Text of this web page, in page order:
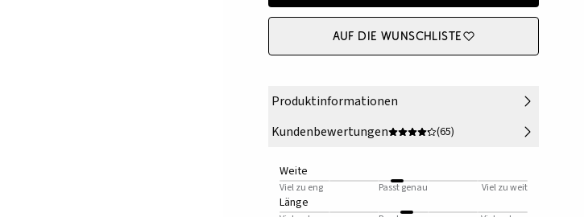
Auf die Wunschliste
Produktinformationen
Kundenbewertungen
(65)
Weite
Viel zu eng Passt genau Viel zu weit
Länge